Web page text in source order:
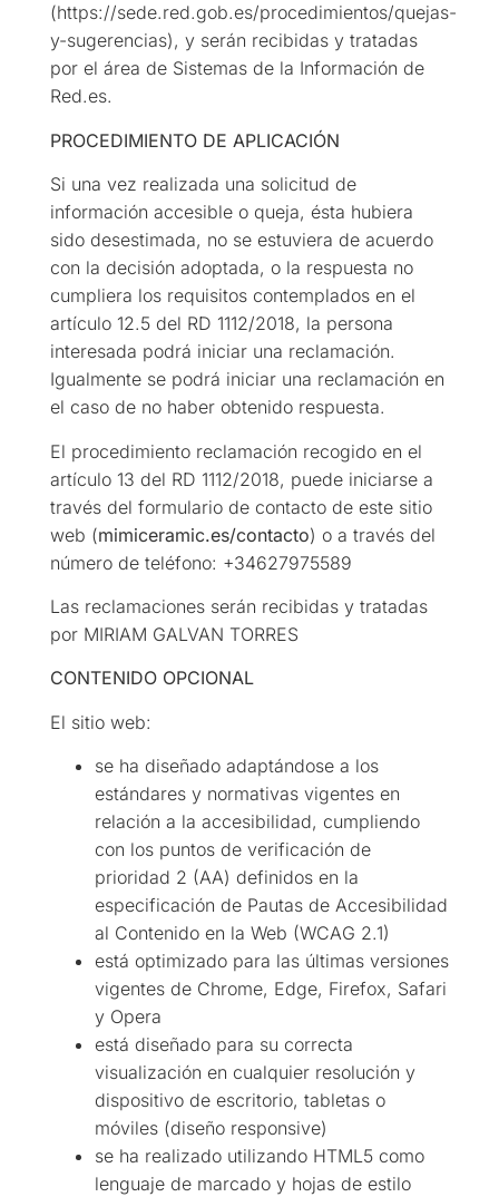
(https://sede.red.gob.es/procedimientos/quejas-
y-sugerencias), y serán recibidas y tratadas
por el área de Sistemas de la Información de
Red.es.
PROCEDIMIENTO DE APLICACIÓN
Si una vez realizada una solicitud de
información accesible o queja, ésta hubiera
sido desestimada, no se estuviera de acuerdo
con la decisión adoptada, o la respuesta no
cumpliera los requisitos contemplados en el
artículo 12.5 del RD 1112/2018, la persona
interesada podrá iniciar una reclamación.
Igualmente se podrá iniciar una reclamación en
el caso de no haber obtenido respuesta.
El procedimiento reclamación recogido en el
artículo 13 del RD 1112/2018, puede iniciarse a
través del formulario de contacto de este sitio
web (mimiceramic.es/contacto) o a través del
número de teléfono: +34627975589
Las reclamaciones serán recibidas y tratadas
por MIRIAM GALVAN TORRES
CONTENIDO OPCIONAL
El sitio web:
se ha diseñado adaptándose a los
estándares y normativas vigentes en
relación a la accesibilidad, cumpliendo
con los puntos de verificación de
prioridad 2 (AA) definidos en la
especificación de Pautas de Accesibilidad
al Contenido en la Web (WCAG 2.1)
está optimizado para las últimas versiones
vigentes de Chrome, Edge, Firefox, Safari
y Opera
está diseñado para su correcta
visualización en cualquier resolución y
dispositivo de escritorio, tabletas o
móviles (diseño responsive)
se ha realizado utilizando HTML5 como
lenguaje de marcado y hojas de estilo